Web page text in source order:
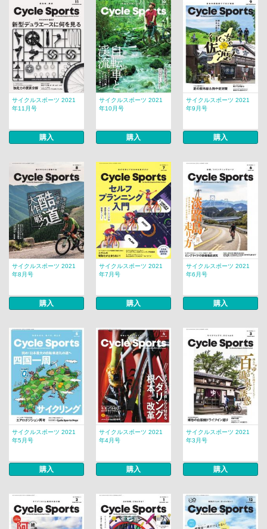
サイクルスポーツ 2021
年11月号
購入
サイクルスポーツ 2021
年10月号
購入
サイクルスポーツ 2021
年9月号
購入
サイクルスポーツ 2021
年8月号
購入
サイクルスポーツ 2021
年7月号
購入
サイクルスポーツ 2021
年6月号
購入
サイクルスポーツ 2021
年5月号
購入
サイクルスポーツ 2021
年4月号
購入
サイクルスポーツ 2021
年3月号
購入